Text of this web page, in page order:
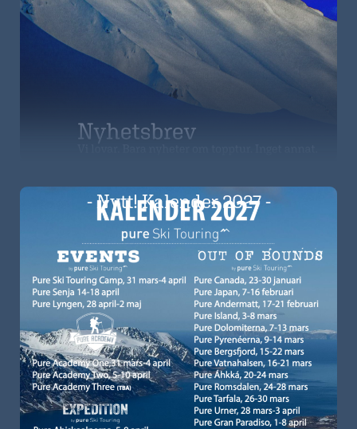
- Nytt! Kalender 2027 -